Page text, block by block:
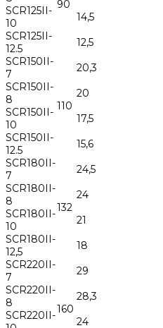
90
SCR125II-
10
14,5
SCR125II-
12.5
12,5
SCR150II-
7
110
20,3
SCR150II-
8
20
SCR150II-
10
17,5
SCR150II-
12.5
15,6
SCR180II-
7
132
24,5
SCR180II-
8
24
SCR180II-
10
21
SCR180II-
12,5
18
SCR220II-
7
160
29
SCR220II-
8
28,3
SCR220II-
24